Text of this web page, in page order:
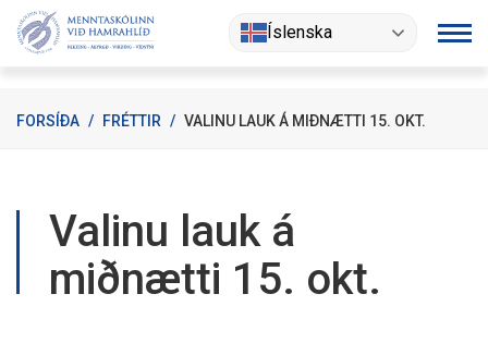
Fara
Íslenska
FORSÍÐA / FRÉTTIR / VALINU LAUK Á MIÐNÆTTI 15. OKT.
Valinu lauk á
miðnætti 15. okt.